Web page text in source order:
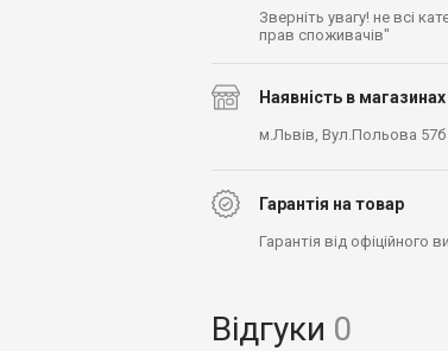
Зверніть увагу! не всі
прав споживачів"
Наявність в магазинах
м.Львів, Вул.Польова 57б
Гарантія на товар
Гарантія від офіційного
Відгуки 0